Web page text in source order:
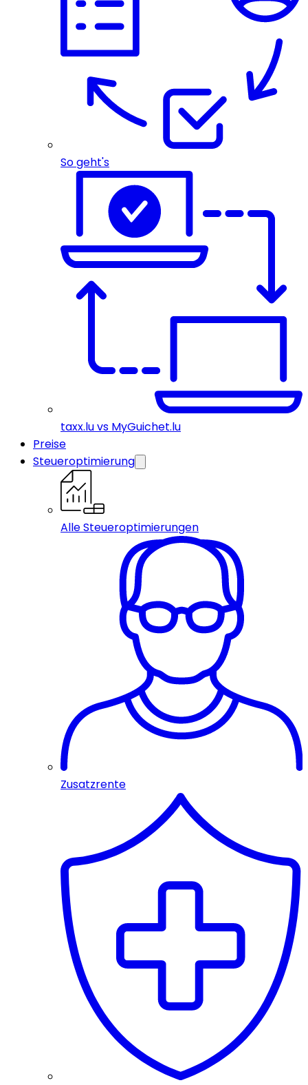
So geht's
taxx.lu vs MyGuichet.lu
Preise
Steueroptimierung
Alle Steueroptimierungen
Zusatzrente